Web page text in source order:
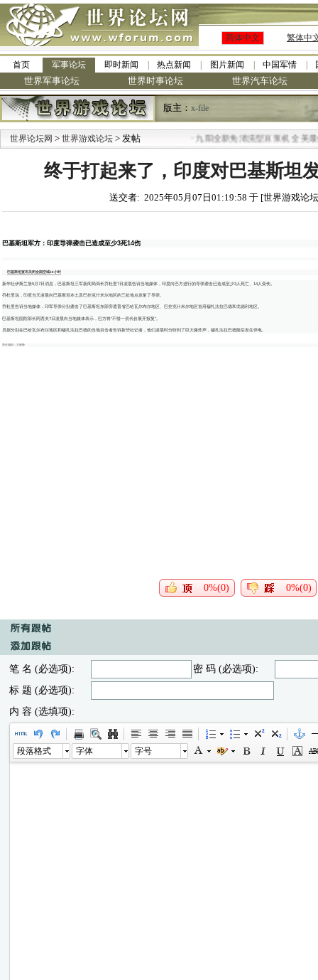
简体中文 繁体中
首页 军事论坛 即时新闻 热点新闻 图片新闻 中国军情
世界军事论坛 世界时事论坛 世界汽车论坛
版主： x-file
世界论坛网 > 世界游戏论坛 > 发帖 九阳全新免清洗型豆浆机 全美最低
终于打起来了，印度对巴基斯坦
送交者: 2025年05月07日01:19:58 于 [世界游戏论
巴基斯坦军方：印度导弹袭击已造成至少3死14伤
巴基斯坦宣布关闭全国空域48小时
新华社伊斯兰堡5月7日消息，巴基斯坦三军新闻局局长乔杜里7日凌晨告诉当地媒体，印度向巴方进行的导弹袭击已造成至少3人死亡、14人受伤。
乔杜里说，印度当天凌晨向巴基斯坦本土及巴控克什米尔地区的三处地点发射了导弹。
乔杜里告诉当地媒体，印军导弹分别袭击了巴基斯坦东部旁遮普省巴哈瓦尔布尔地区、巴控克什米尔地区首府穆扎法拉巴德和戈德利地区。
巴基斯坦国防部长阿西夫7日凌晨向当地媒体表示，巴方将“不惜一切代价展开报复”。
另据分别在巴哈瓦尔布尔地区和穆扎法拉巴德的当地目击者告诉新华社记者，他们凌晨时分听到了巨大爆炸声，穆扎法拉巴德随后发生停电。
责任编辑：王晓峰
0%(0) 0%(0)
笔 名 (必选项):
密 码 (必选项):
标 题 (必选项):
内 容 (选填项):
段落格式 字体 字号